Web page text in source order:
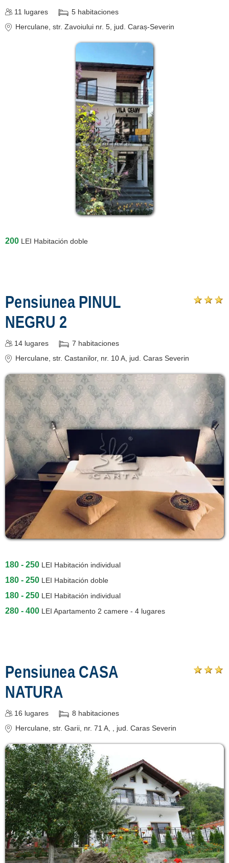
11 lugares 5 habitaciones
Herculane, str. Zavoiului nr. 5, jud. Caraș-Severin
200 LEI Habitación doble
Pensiunea PINUL
NEGRU 2
14 lugares 7 habitaciones
Herculane, str. Castanilor, nr. 10 A, jud. Caras Severin
180 - 250 LEI Habitación individual
180 - 250 LEI Habitación doble
180 - 250 LEI Habitación individual
280 - 400 LEI Apartamento 2 camere - 4 lugares
Pensiunea CASA
NATURA
16 lugares 8 habitaciones
Herculane, str. Garii, nr. 71 A, , jud. Caras Severin